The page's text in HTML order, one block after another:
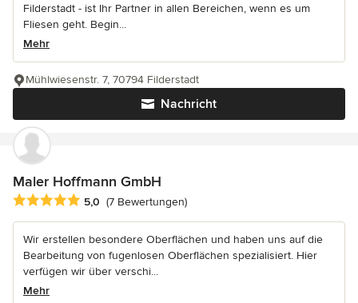
Filderstadt - ist Ihr Partner in allen Bereichen, wenn es um
Fliesen geht. Begin...
Mehr
Nachricht
Mühlwiesenstr. 7, 70794 Filderstadt
Maler Hoffmann GmbH
Durchschnittliche Bewertung: 5 von 5 Sternen
5,0 (7 Bewertungen)
Wir erstellen besondere Oberflächen und haben uns auf die
Bearbeitung von fugenlosen Oberflächen spezialisiert. Hier
verfügen wir über verschi...
Mehr